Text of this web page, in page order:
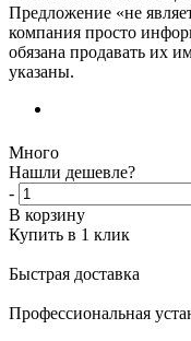
Предложение «не
компания просто
обязана продавать их
указаны.
Много
Нашли дешевле?
-
В корзину
Купить в 1 клик
Быстрая доставка
Профессиональная